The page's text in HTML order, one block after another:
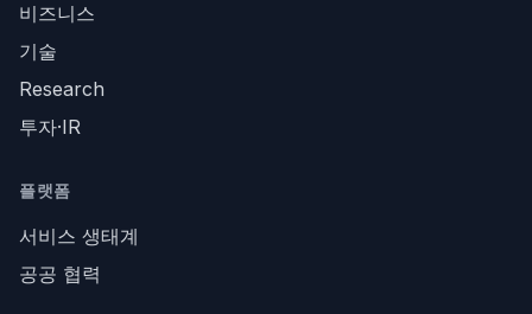
비즈니스
기술
Research
투자·IR
플랫폼
서비스 생태계
공공 협력